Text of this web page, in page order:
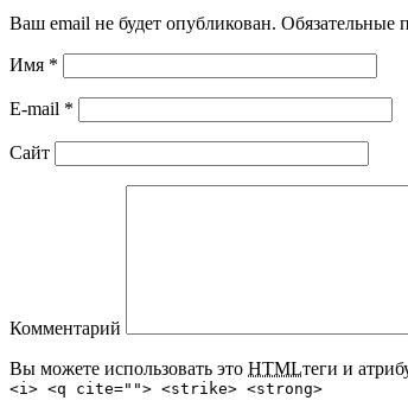
Ваш email не будет опубликован. Обязательные
Имя *
E-mail *
Сайт
Комментарий
Вы можете использовать это HTMLтеги и
<i> <q cite=""> <strike> <strong>